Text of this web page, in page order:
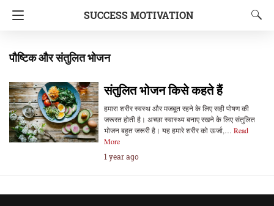
SUCCESS MOTIVATION
पौष्टिक और संतुलित भोजन
संतुलित भोजन किसे कहते हैं
हमारा शरीर स्वस्थ और मजबूत रहने के लिए सही पोषण की
जरूरत होती है। अच्छा स्वास्थ्य बनाए रखने के लिए संतुलित
भोजन बहुत जरूरी है। यह हमारे शरीर को ऊर्जा,… Read
More
1 year ago